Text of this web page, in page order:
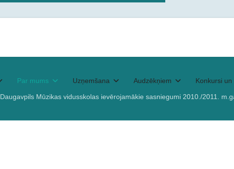
Par mums Uzņemšana Audzēkņiem Konkursi un
Daugavpils Mūzikas vidusskolas ievērojamākie sasniegumi 2010./2011.